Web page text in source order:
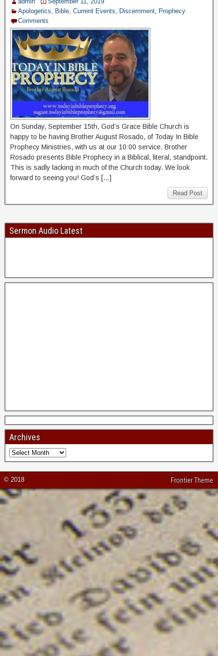
Apologetics
Bible Current Events Discernment Prophecy
Comments
On Sunday, September 15th, God’s Grace Bible Church is
happy to be having Brother August Rosado, of Today In Bible
Prophecy Ministries, with us at our 10:00 service. Brother
Rosado presents Bible Prophecy in a Biblical, literal, standpoint.
This is sadly lacking in much of the Church today. We look
forward to seeing you! God’s […]
Read Post
Sermon Audio Latest
Archives
© 2018 Frontier Theme